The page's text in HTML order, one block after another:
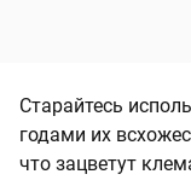
Старайтесь
годами их
что зацветут